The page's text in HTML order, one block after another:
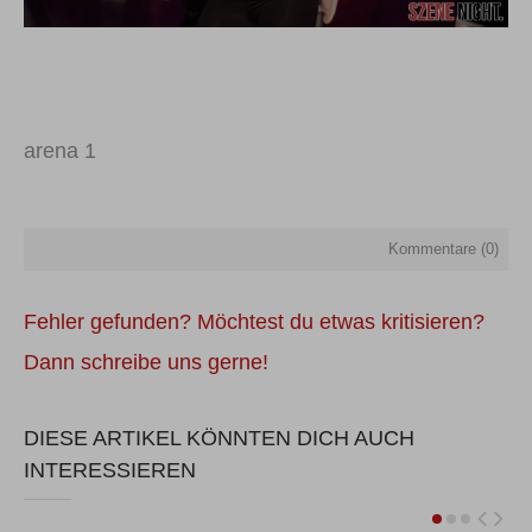
arena 1
Kommentare (0)
Fehler gefunden? Möchtest du etwas kritisieren?
Dann schreibe uns gerne!
DIESE ARTIKEL KÖNNTEN DICH AUCH
INTERESSIEREN